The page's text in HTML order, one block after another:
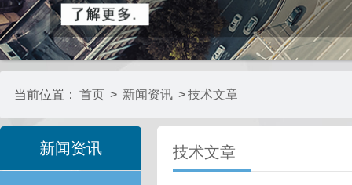
当前位置： 首页 > 新闻资讯 >技术文章
新闻资讯 技术文章